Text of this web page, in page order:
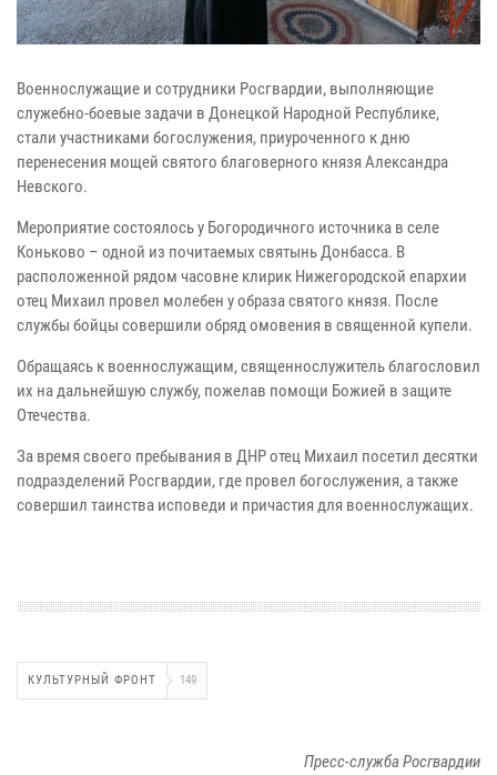
Военнослужащие и сотрудники Росгвардии, выполняющие
служебно-боевые задачи в Донецкой Народной Республике,
стали участниками богослужения, приуроченного к дню
перенесения мощей святого благоверного князя Александра
Невского.
Мероприятие состоялось у Богородичного источника в селе
Коньково – одной из почитаемых святынь Донбасса. В
расположенной рядом часовне клирик Нижегородской епархии
отец Михаил провел молебен у образа святого князя. После
службы бойцы совершили обряд омовения в священной купели.
Обращаясь к военнослужащим, священнослужитель благословил
их на дальнейшую службу, пожелав помощи Божией в защите
Отечества.
За время своего пребывания в ДНР отец Михаил посетил десятки
подразделений Росгвардии, где провел богослужения, а также
совершил таинства исповеди и причастия для военнослужащих.
КУЛЬТУРНЫЙ ФРОНТ 149
Пресс-служба Росгвардии